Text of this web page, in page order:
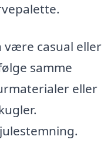
være casual eller
samme
eller